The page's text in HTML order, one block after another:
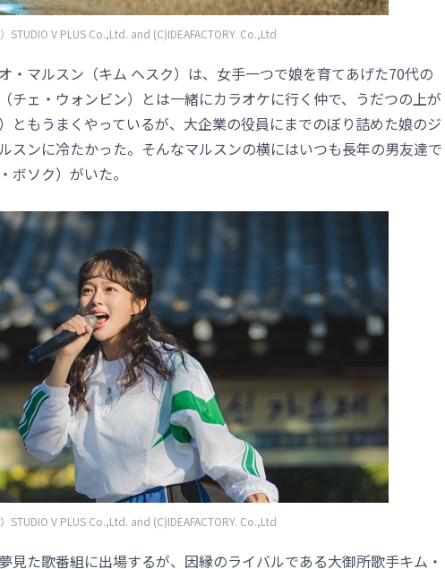
）STUDIO V PLUS Co.,Ltd. and (C)IDEAFACTORY. Co.,Ltd
・マルスン（キム ヘスク）は、女手一つで娘を育てあげた70代の
チェ・ウォンビン）とは一緒にカラオケに行く仲で、うだつの上が
ともうまくやっているが、大企業の役員にまでのぼり詰めた娘のジ
スンに冷たかった。そんなマルスンの横にはいつも長年の男友達で
ボソク）がいた。
）STUDIO V PLUS Co.,Ltd. and (C)IDEAFACTORY. Co.,Ltd
見た歌番組に出場するが、因縁のライバルである大御所歌手キム・